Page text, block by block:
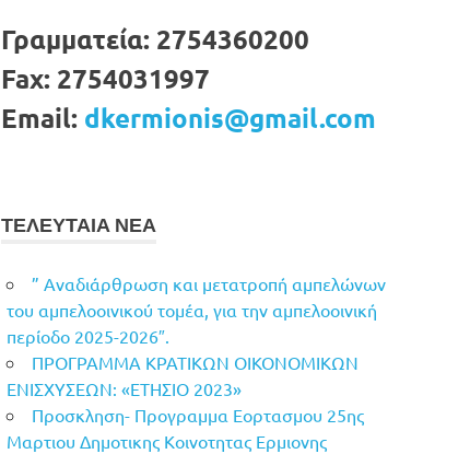
Γραμματεία: 2754360200
Fax: 2754031997
Email: dkermionis@gmail.com
ΤΕΛΕΥΤΑΙΑ ΝΕΑ
” Αναδιάρθρωση και μετατροπή αμπελώνων
του αμπελοοινικού τομέα, για την αμπελοοινική
περίοδο 2025-2026″.
ΠΡΟΓΡΑΜΜΑ ΚΡΑΤΙΚΩΝ ΟΙΚΟΝΟΜΙΚΩΝ
ΕΝΙΣΧΥΣΕΩΝ: «ΕΤΗΣΙΟ 2023»
Προσκληση- Προγραμμα Εορτασμου 25ης
Μαρτιου Δημοτικης Κοινοτητας Ερμιονης